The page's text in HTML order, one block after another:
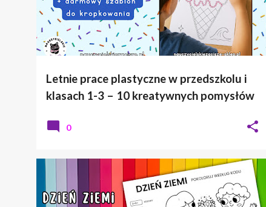
Letnie prace plastyczne w przedszkolu i
klasach 1-3 – 10 kreatywnych pomysłów
0
KODOWANIE